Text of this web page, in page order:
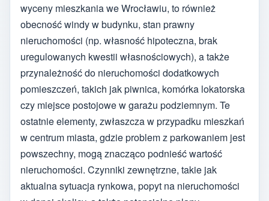
wyceny mieszkania we Wrocławiu, to również
obecność windy w budynku, stan prawny
nieruchomości (np. własność hipoteczna, brak
uregulowanych kwestii własnościowych), a także
przynależność do nieruchomości dodatkowych
pomieszczeń, takich jak piwnica, komórka lokatorska
czy miejsce postojowe w garażu podziemnym. Te
ostatnie elementy, zwłaszcza w przypadku mieszkań
w centrum miasta, gdzie problem z parkowaniem jest
powszechny, mogą znacząco podnieść wartość
nieruchomości. Czynniki zewnętrzne, takie jak
aktualna sytuacja rynkowa, popyt na nieruchomości